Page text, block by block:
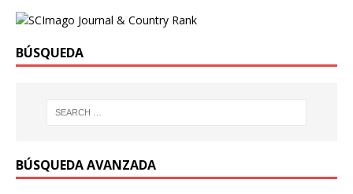
BÚSQUEDA
BÚSQUEDA AVANZADA